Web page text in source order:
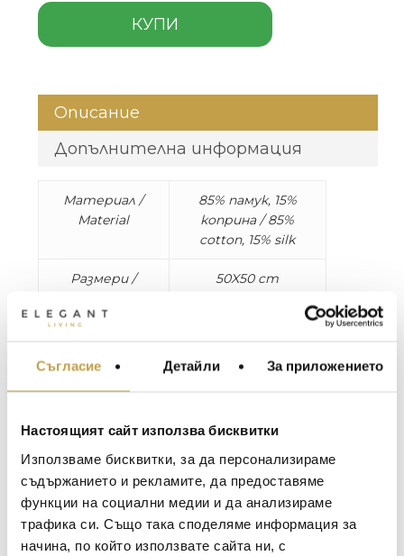
Съгласие Детайли За приложението
Настоящият сайт използва бисквитки
Използваме бисквитки, за да персонализираме
съдържанието и рекламите, да предоставяме
функции на социални медии и да анализираме
трафика си. Също така споделяме информация за
начина, по който използвате сайта ни, с
КУПИ
Описание
Допълнителна информация
Материал /
Material
85% памук, 15%
коприна / 85%
cotton, 15% silk
Размери /
50X50 cm
памучен сатен и елегантна коприна,
нюанси. 85% памук, 15% коприна.
Crafted in a rich blend of fine cotton sateen and
elegant silk, the Luxury Chains Decorative
Cushion features an iconic chain design in
elegant hues. 85% cotton, 15% silk. Made in Italy.
МЕБЕЛИ ЗА ДОМА И
ЗА МАСАТА
ТЕКСТИЛ ЗА ДОМА
АРОМАТИ ЗА ДОМА
BACCARAT
TOM DIXON
MICHAEL ARAM